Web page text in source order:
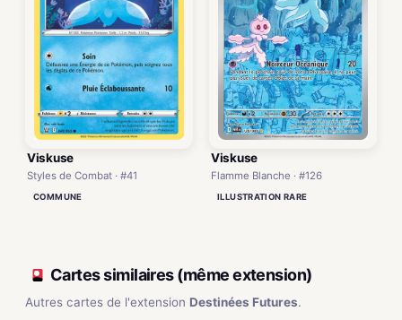
Viskuse
Styles de Combat · #41
COMMUNE
Viskuse
Flamme Blanche · #126
ILLUSTRATION RARE
Cartes similaires (même extension)
Autres cartes de l'extension Destinées Futures.